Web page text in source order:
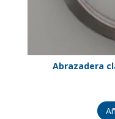
Abrazadera